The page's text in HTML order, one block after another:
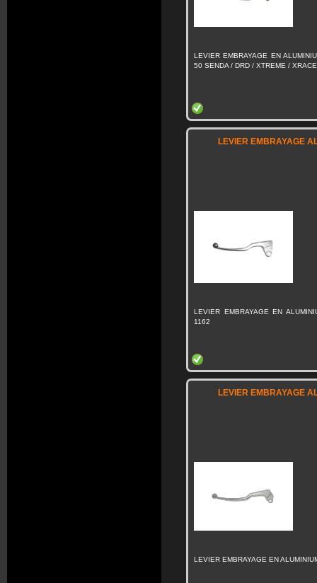
LEVIER EMBRAYAGE EN
50 SENDA / DRD / XTREME /
LEVIER EMBRAYAGE
LEVIER EMBRAYAGE EN
1162
LEVIER EMBRAYAGE
LEVIER EMBRAYAGE EN